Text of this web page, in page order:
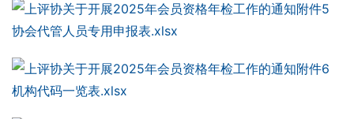
附件5
协会代管人员专用申报表.xlsx
附件6
机构代码一览表.xlsx